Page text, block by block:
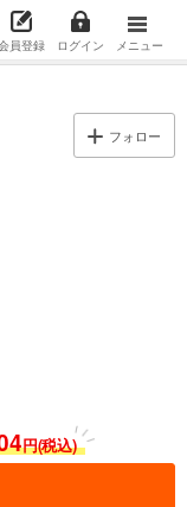
員登録 ログイン メニュー
フォロー
円(税込)